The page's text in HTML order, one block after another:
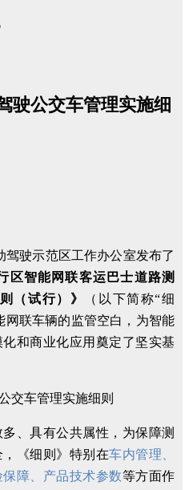
驶公交车管理实施细
驾驶示范区工作办公室发布了
区智能网联客运巴士道路测
（试行）》
（以下简称“细
网联车辆的监管空白，为智能
和商业化应用奠定了坚实基
、具有公共属性，为保障测
《细则》特别在车内管理、
障、产品技术参数等方面作